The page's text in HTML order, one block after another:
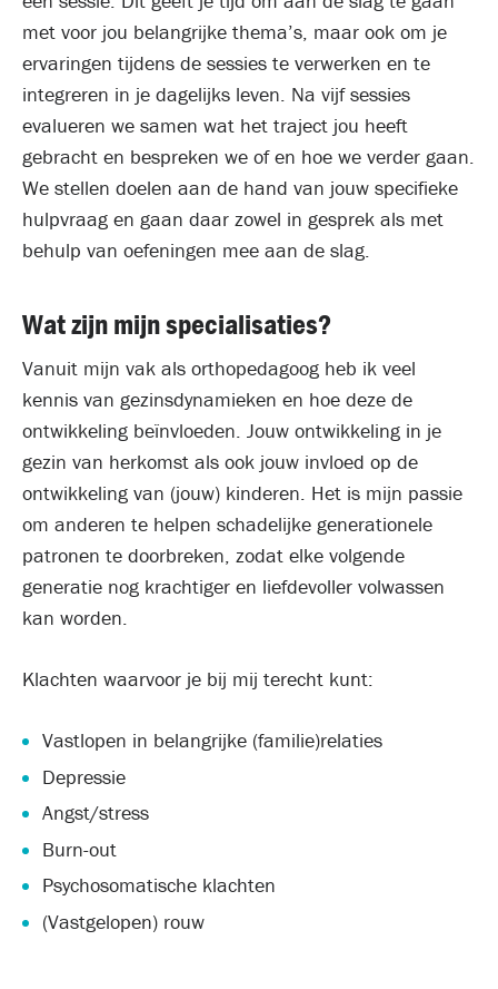
met voor jou belangrijke thema’s, maar ook om je
ervaringen tijdens de sessies te verwerken en te
integreren in je dagelijks leven. Na vijf sessies
evalueren we samen wat het traject jou heeft
gebracht en bespreken we of en hoe we verder gaan.
We stellen doelen aan de hand van jouw specifieke
hulpvraag en gaan daar zowel in gesprek als met
behulp van oefeningen mee aan de slag.
Wat zijn mijn specialisaties?
Vanuit mijn vak als orthopedagoog heb ik veel
kennis van gezinsdynamieken en hoe deze de
ontwikkeling beïnvloeden. Jouw ontwikkeling in je
gezin van herkomst als ook jouw invloed op de
ontwikkeling van (jouw) kinderen. Het is mijn passie
om anderen te helpen schadelijke generationele
patronen te doorbreken, zodat elke volgende
generatie nog krachtiger en liefdevoller volwassen
kan worden.
Klachten waarvoor je bij mij terecht kunt:
Vastlopen in belangrijke (familie)relaties
Depressie
Angst/stress
Burn-out
Psychosomatische klachten
(Vastgelopen) rouw